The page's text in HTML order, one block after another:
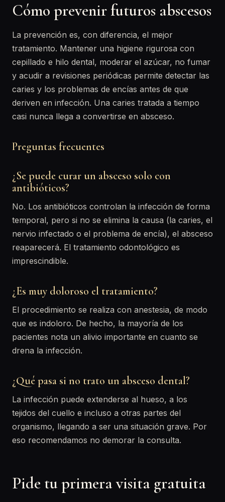
Cómo prevenir futuros abscesos
La prevención es, con diferencia, el mejor
tratamiento. Mantener una higiene rigurosa con
cepillado e hilo dental, moderar el azúcar, no fumar
y acudir a revisiones periódicas permite detectar las
caries y los problemas de encías antes de que
deriven en infección. Una caries tratada a tiempo
casi nunca llega a convertirse en absceso.
Preguntas frecuentes
¿Se puede curar un absceso solo con
antibióticos?
No. Los antibióticos controlan la infección de forma
temporal, pero si no se elimina la causa (la caries, el
nervio infectado o el problema de encía), el absceso
reaparecerá. El tratamiento odontológico es
imprescindible.
¿Es muy doloroso el tratamiento?
El procedimiento se realiza con anestesia, de modo
que es indoloro. De hecho, la mayoría de los
pacientes nota un alivio importante en cuanto se
drena la infección.
¿Qué pasa si no trato un absceso dental?
La infección puede extenderse al hueso, a los
tejidos del cuello e incluso a otras partes del
organismo, llegando a ser una situación grave. Por
eso recomendamos no demorar la consulta.
Pide tu primera visita gratuita